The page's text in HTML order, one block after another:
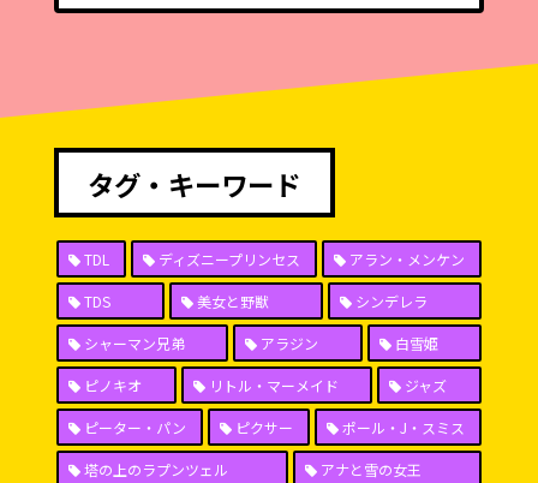
タグ・キーワード
TDL ディズニープリンセス アラン・メンケン
TDS 美女と野獣 シンデレラ
シャーマン兄弟 アラジン 白雪姫
ピノキオ リトル・マーメイド ジャズ
ピーター・パン ピクサー ポール・J・スミス
塔の上のラプンツェル アナと雪の女王